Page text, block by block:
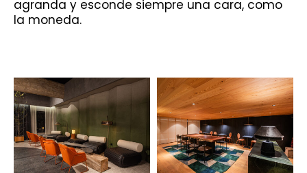
agranda y esconde siempre una cara, como
la moneda.